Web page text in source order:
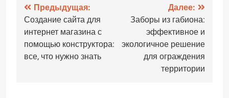
Навигация
по
записям
Предыдущая:
Создание сайта для
интернет магазина с
помощью конструктора:
все, что нужно знать
Далее:
Заборы из габиона:
эффективное и
экологичное решение
для ограждения
территории